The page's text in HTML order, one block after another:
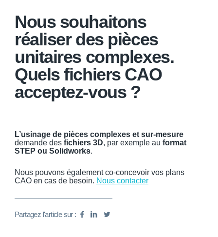
Nous souhaitons
réaliser des pièces
unitaires complexes.
Quels fichiers CAO
acceptez-vous ?
L’usinage de pièces complexes et sur-mesure
demande des fichiers 3D, par exemple au format
STEP ou Solidworks.
Nous pouvons également co-concevoir vos plans
CAO en cas de besoin. Nous contacter
Partagez l'article sur :